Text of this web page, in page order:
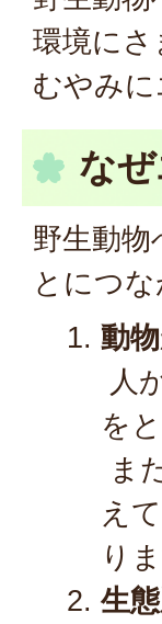
環境に
むやみ
な
野生動
とにつな
動
人
を
ま
え
り
生